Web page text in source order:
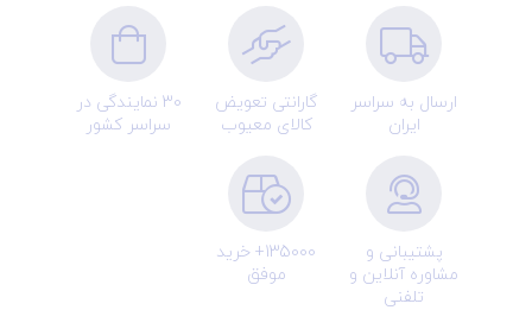
ارسال به سراسر
ایران
گارانتی تعویض
کالای معیوب
30 نمایندگی در
سراسر کشور
پشتیبانی و
مشاوره آنلاین و
تلفنی
135000+ خرید
موفق